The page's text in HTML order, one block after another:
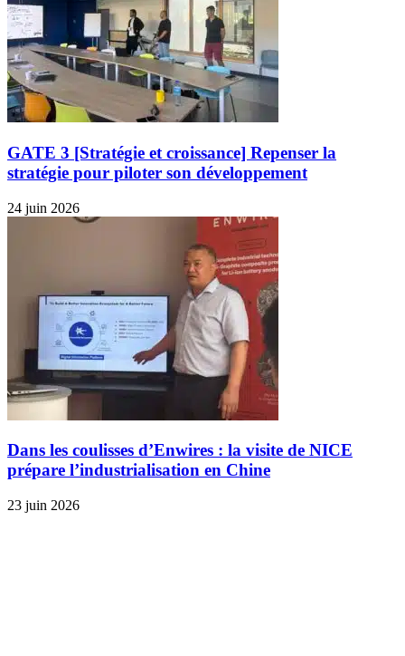
GATE 3 [Stratégie et croissance] Repenser la
stratégie pour piloter son développement
24 juin 2026
Dans les coulisses d’Enwires : la visite de NICE
prépare l’industrialisation en Chine
23 juin 2026